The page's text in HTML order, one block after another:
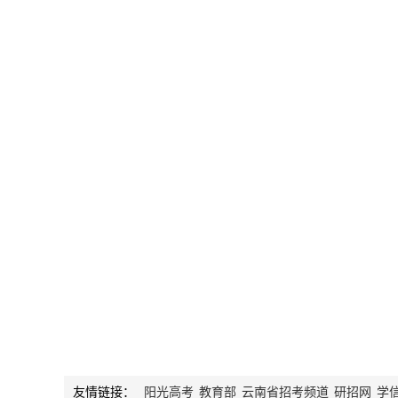
友情链接： 阳光高考 教育部 云南省招考频道 研招网 学